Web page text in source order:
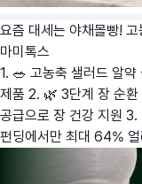
요즘 대세는 야채몰빵!
마미톡스
1. 🥗 고농축 샐러드 알
제품 2. 🌿 3단계 장 순
공급으로 장 건강 지원
펀딩에서만 최대 64%